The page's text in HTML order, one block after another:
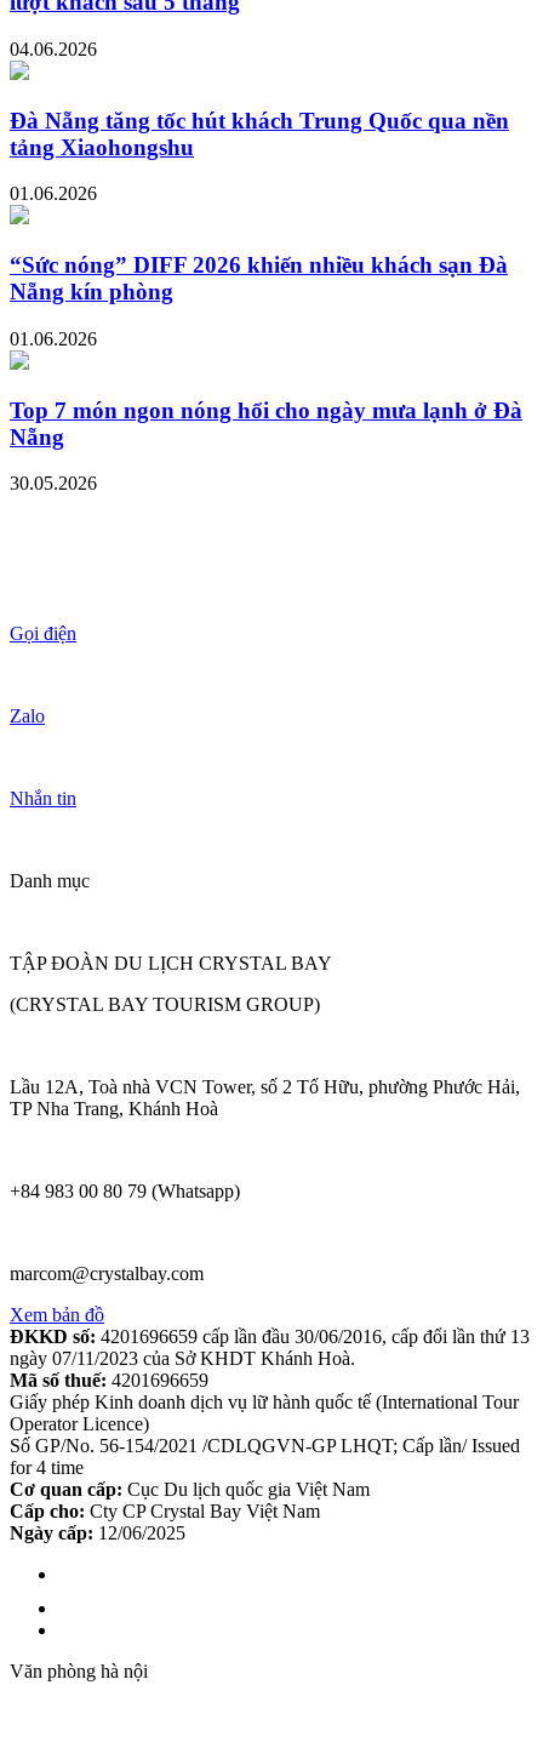
04.06.2026
Đà Nẵng tăng tốc hút khách Trung Quốc qua nền
tảng Xiaohongshu
01.06.2026
“Sức nóng” DIFF 2026 khiến nhiều khách sạn Đà
Nẵng kín phòng
01.06.2026
Top 7 món ngon nóng hổi cho ngày mưa lạnh ở Đà
Nẵng
30.05.2026
Gọi điện
Zalo
Nhắn tin
Danh mục
TẬP ĐOÀN DU LỊCH CRYSTAL BAY
(CRYSTAL BAY TOURISM GROUP)
Lầu 12A, Toà nhà VCN Tower, số 2 Tố Hữu, phường Phước Hải,
TP Nha Trang, Khánh Hoà
+84 983 00 80 79 (Whatsapp)
marcom@crystalbay.com
Xem bản đồ
ĐKKD số: 4201696659 cấp lần đầu 30/06/2016, cấp đổi lần thứ 13
ngày 07/11/2023 của Sở KHDT Khánh Hoà.
Mã số thuế: 4201696659
Giấy phép Kinh doanh dịch vụ lữ hành quốc tế (International Tour
Operator Licence)
Số GP/No. 56-154/2021 /CDLQGVN-GP LHQT; Cấp lần/ Issued
for 4 time
Cơ quan cấp: Cục Du lịch quốc gia Việt Nam
Cấp cho: Cty CP Crystal Bay Việt Nam
Ngày cấp: 12/06/2025
Văn phòng hà nội